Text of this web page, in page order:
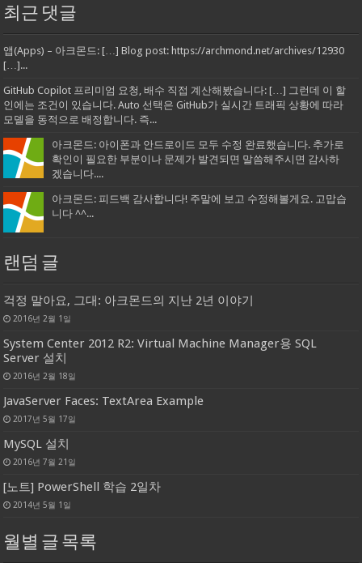
최근 댓글
앱(Apps) – 아크몬드: […] Blog post: https://archmond.net/archives/12930
[…]...
GitHub Copilot 프리미엄 요청, 배수 직접 계산해봤습니다: […] 그런데 이 할
인에는 조건이 있습니다. Auto 선택은 GitHub가 실시간 트래픽 상황에 따라
모델을 동적으로 배정합니다. 즉...
아크몬드: 아이폰과 안드로이드 모두 수정 완료했습니다. 추가로
확인이 필요한 부분이나 문제가 발견되면 말씀해주시면 감사하
겠습니다....
아크몬드: 피드백 감사합니다! 주말에 보고 수정해볼게요. 고맙습
니다 ^^...
랜덤 글
걱정 말아요, 그대: 아크몬드의 지난 2년 이야기
2016년 2월 1일
System Center 2012 R2: Virtual Machine Manager용 SQL
Server 설치
2016년 2월 18일
JavaServer Faces: TextArea Example
2017년 5월 17일
MySQL 설치
2016년 7월 21일
[노트] PowerShell 학습 2일차
2014년 5월 1일
월별 글 목록